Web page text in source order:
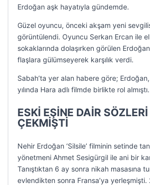
Erdoğan aşk hayatıyla gündemde.
Güzel oyuncu, önceki akşam yeni
görüntülendi. Oyuncu Serkan Ercan ile
sokaklarında dolaşırken görülen
flaşlara gülümseyerek karşılık verdi.
Sabah’ta yer alan habere göre;
yılında Hara adlı filmde birlikte rol almıştı.
ESKİ EŞİNE DAİR
ÇEKMİŞTİ
Nehir Erdoğan ‘Silsile’ filminin setinde
yönetmeni Ahmet Sesigürgil ile ani bir
Tanıştıktan 6 ay sonra nikah masasına
evlendikten sonra Fransa’ya yerleşmişti.